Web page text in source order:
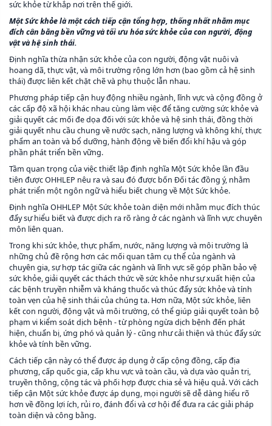
sức khỏe từ khắp nơi trên thế giới.
Một Sức khỏe là một cách tiếp cận tổng hợp, thống nhất nhằm mục
đích cân bằng bền vững và tốiưu hóa sức khỏe của con người, động
vật và hệsinh thái.
Định nghĩa thừa nhận sức khỏe của con người, động vật nuôi và
hoang dã, thực vật, và môi trường rộng lớn hơn (bao gồm cả hệ sinh
thái) được liên kết chặt chẽ và phụ thuộc lẫn nhau.
Phương pháp tiếp cận huy động nhiều ngành, lĩnh vực và cộng đồng ở
các cấp độ xã hội khác nhau cùng làm việc để tăng cường sức khỏe và
giải quyết các mối đe dọa đối với sức khỏe và hệ sinh thái, đồng thời
giải quyết nhu cầu chung về nước sạch, năng lượng và không khí, thực
phẩm an toàn và bổ dưỡng, hành động về biến đổi khí hậu và góp
phần phát triển bền vững.
Tầm quan trọng của việc thiết lập định nghĩa Một Sức khỏe lần đầu
tiên được OHHLEP nêu ra và sau đó được bốn Đối tác đồng ý, nhằm
phát triển một ngôn ngữ và hiểu biết chung về Một Sức khỏe.
Định nghĩa OHHLEP Một Sức khỏe toàn diện mới nhằm mục đích thúc
đẩy sự hiểu biết và được dịch ra rõ ràng ở các ngành và lĩnh vực chuyên
môn liên quan.
Trong khi sức khỏe, thực phẩm, nước, năng lượng và môi trường là
những chủ đề rộng hơn các mối quan tâm cụ thể của ngành và
chuyên gia, sự hợp tác giữa các ngành và lĩnh vực sẽ góp phần bảo vệ
sức khỏe, giải quyết các thách thức về sức khỏe như sự xuất hiện của
các bệnh truyền nhiễm và kháng thuốc và thúc đẩy sức khỏe và tính
toàn vẹn của hệ sinh thái của chúng ta. Hơn nữa, Một sức khỏe, liên
kết con người, động vật và môi trường, có thể giúp giải quyết toàn bộ
phạm vi kiểm soát dịch bệnh - từ phòng ngừa dịch bệnh đến phát
hiện, chuẩn bị, ứng phó và quản lý - cũng như cải thiện và thúc đẩy sức
khỏe và tính bền vững.
Cách tiếp cận này có thể được áp dụng ở cấp cộng đồng, cấp địa
phương, cấp quốc gia, cấp khu vực và toàn cầu, và dựa vào quản trị,
truyền thông, cộng tác và phối hợp được chia sẻ và hiệu quả. Với cách
tiếp cận Một sức khỏe được áp dụng, mọi người sẽ dễ dàng hiểu rõ
hơn về đồng lợi ích, rủi ro, đánh đổi và cơ hội để đưa ra các giải pháp
toàn diện và công bằng.